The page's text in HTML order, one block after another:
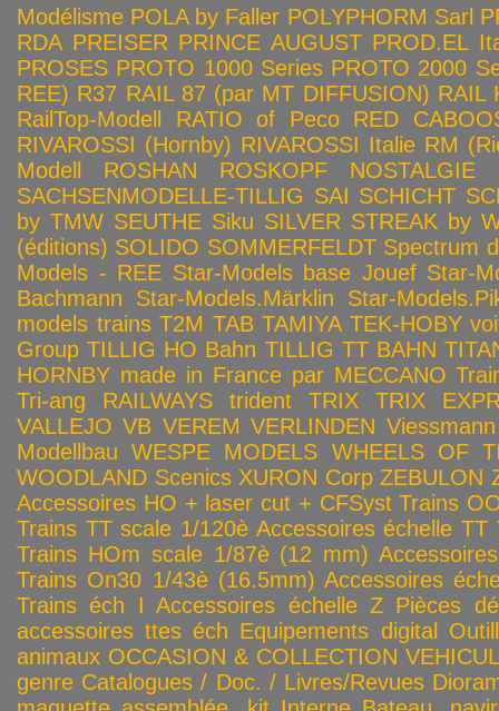
Modélisme POLA by Faller POLYPHORM Sarl
RDA PREISER PRINCE AUGUST PROD.EL
PROSES PROTO 1000 Series PROTO 2000
REE) R37 RAIL 87 (par MT DIFFUSION) RAIL
RailTop-Modell
RATIO of Peco
RED
RIVAROSSI (Hornby) RIVAROSSI Italie RM
Modell
ROSHAN ROSKOPF NOSTALGIE
SACHSENMODELLE-TILLIG SAI SCHICHT
by TMW SEUTHE Siku SILVER STREAK by
(éditions) SOLIDO SOMMERFELDT Spectrum
Models - REE Star-Models base Jouef Star-
Bachmann
Star-Models.Märklin
Star-
models trains T2M TAB TAMIYA TEK-HOBY
Group TILLIG HO Bahn TILLIG TT BAHN
HORNBY made in France par MECCANO
Tri-ang RAILWAYS
trident TRIX
TRIX
VALLEJO VB VEREM VERLINDEN Viessmann
Modellbau WESPE MODELS WHEELS OF
WOODLAND Scenics XURON Corp ZEBULON
Accessoires HO + laser cut + CFSyst Trains
Trains TT scale 1/120è Accessoires échelle TT
Trains HOm scale 1/87è (12 mm)
Trains On30 1/43è (16.5mm) Accessoires
Trains éch I Accessoires échelle Z Pièces
accessoires ttes éch Equipements digital
animaux OCCASION & COLLECTION
genre Catalogues / Doc. / Livres/Revues